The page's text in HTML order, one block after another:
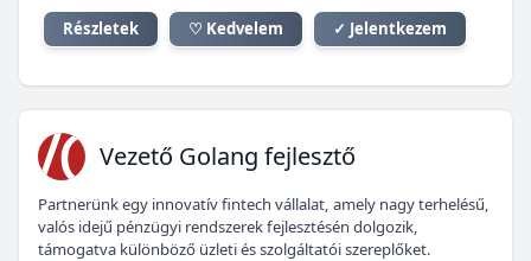
Részletek ♡ Kedvelem ✓ Jelentkezem
VGVezető Golang fejlesztő
Partnerünk egy innovatív fintech vállalat, amely nagy terhelésű,
valós idejű pénzügyi rendszerek fejlesztésén dolgozik,
támogatva különböző üzleti és szolgáltatói szereplőket.